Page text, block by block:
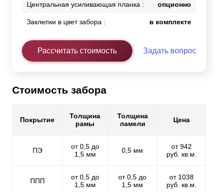
Центральная усиливающая планка : опционно
Заклепки в цвет забора : в комплекте
Рассчитать стоимость Задать вопрос
Стоимость забора
Покрытие
Толщина
рамы
Толщина
ламели
Цена
ПЭ
от 0,5 до
1,5 мм
0,5 мм
от 942
руб. кв.м.
ППП
от 0,5 до
1,5 мм
от 0,5 до
1,5 мм
от 1038
руб. кв.м.